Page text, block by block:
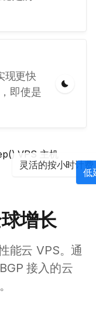
现更快
即使是
灵活的按小时计费
低
增长
能云 VPS。通
接入的云